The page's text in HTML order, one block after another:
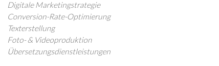
Digitale Marketingstrategie
Conversion-Rate-Optimierung
Texterstellung
Foto- & Videoproduktion
Übersetzungsdienstleistungen